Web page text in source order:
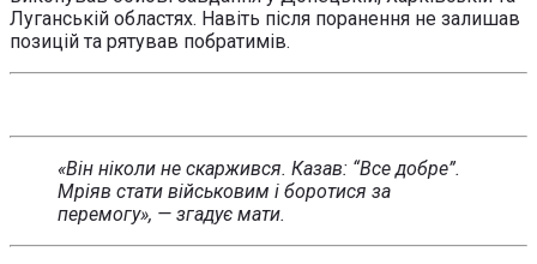
Луганській областях. Навіть після поранення не залишав
позицій та рятував побратимів.
«Він ніколи не скаржився. Казав: “Все добре”.
Мріяв стати військовим і боротися за
перемогу», — згадує мати.